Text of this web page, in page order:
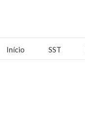
Início SST